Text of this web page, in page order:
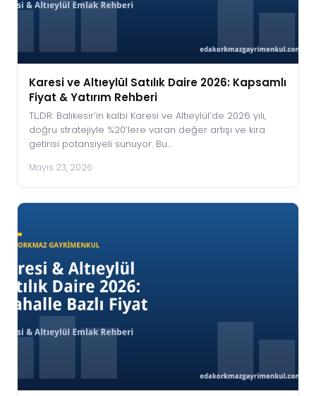
Karesi ve Altıeylül Satılık Daire 2026: Kapsamlı
Fiyat & Yatırım Rehberi
TL;DR: Balıkesir’in kalbi Karesi ve Altıeylül’de 2026 yılı,
doğru stratejiyle %20’lere varan değer artışı ve kira
getirisi potansiyeli sunuyor. Bu…
Mayıs 23, 2026